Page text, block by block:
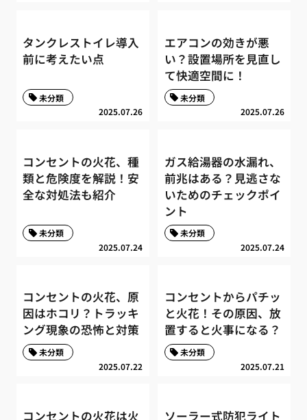
タンクレストイレ導入
前に考えたい点
2025.07.26
未分類
エアコンの効きが悪
い？設置場所を見直し
て快適空間に！
2025.07.26
未分類
コンセントの火花、種
類と危険度を解説！安
全な対処法も紹介
2025.07.24
未分類
ガス給湯器の水漏れ、
前兆はある？見逃さな
いためのチェックポイ
ント
2025.07.24
未分類
コンセントの火花、原
因はホコリ？トラッキ
ング現象の恐怖と対策
2025.07.22
未分類
コンセントからパチッ
と火花！その原因、放
置すると火事になる？
2025.07.21
未分類
コンセントの火花は火 ソーラー式防犯ライト